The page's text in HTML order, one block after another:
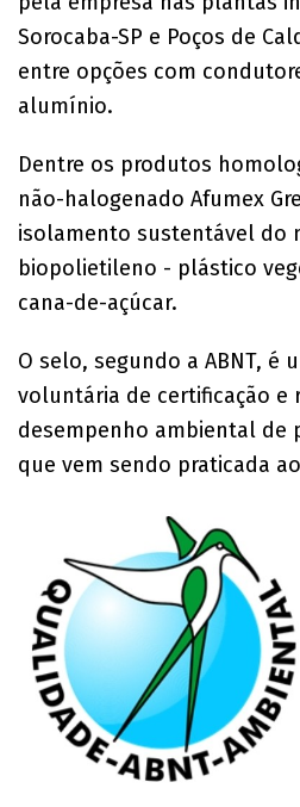
Sorocaba-SP e Poços de
entre opções com
alumínio.
Dentre os produtos
não-halogenado Afumex
isolamento sustentável do
biopolietileno - plástico
cana-de-açúcar.
O selo, segundo a ABNT, é
voluntária de certificação e
desempenho ambiental de
que vem sendo praticada